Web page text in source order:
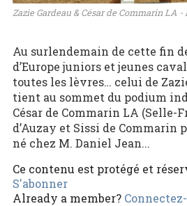
Zazie Gardeau & César de Commarin LA
Au surlendemain de cette fin
d’Europe juniors et jeunes
toutes les lèvres… celui de
tient au sommet du podium
César de Commarin LA (Selle-
d’Auzay et Sissi de Commarin
né chez M. Daniel Jean...
Ce contenu est protégé et
S'abonner
Already a member?